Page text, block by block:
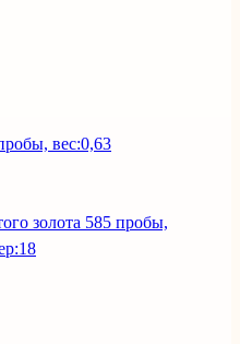
вес:0,63